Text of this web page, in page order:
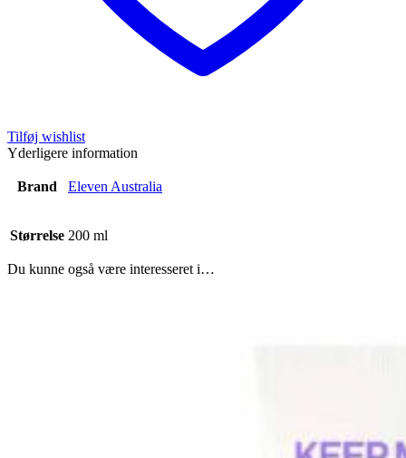
Tilføj wishlist
Yderligere information
Brand Eleven Australia
Størrelse 200 ml
Du kunne også være interesseret i…